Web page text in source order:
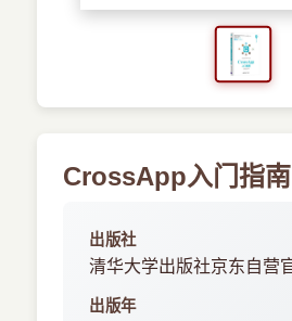
预订书籍
CrossApp入门指
出版社
清华大学出版社京东自营
出版年